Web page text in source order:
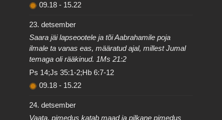
09.18 - 15.22
23. detsember
Saara jäi lapseootele ja tõi Aabrahamile poja
ilmale ta vanas eas, määratud ajal, millest Jumal
temaga oli rääkinud. 1Ms 21:2
Ps 14;Js 35:1-2;Hb 6:7-12
09.18 - 15.22
24. detsember
Vaata, pimedus katab maad ja pilkane pimedus